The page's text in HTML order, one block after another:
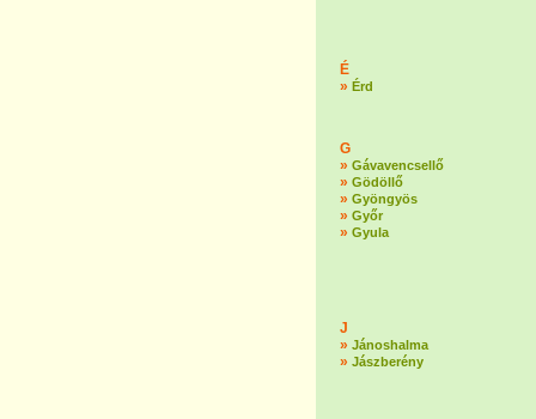
É
» Érd
G
» Gávavencsellő
» Gödöllő
» Gyöngyös
» Győr
» Gyula
J
» Jánoshalma
» Jászberény